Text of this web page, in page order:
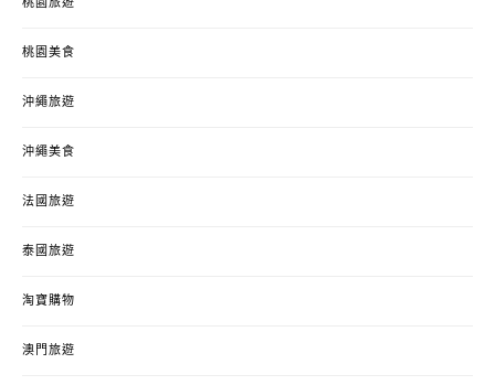
桃園旅遊
桃園美食
沖繩旅遊
沖繩美食
法國旅遊
泰國旅遊
淘寶購物
澳門旅遊